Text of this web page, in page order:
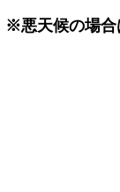
※悪天候の場合